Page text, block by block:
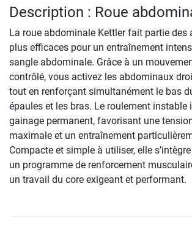
Description : Roue
La roue abdominale Kettler fait partie des
plus efficaces pour un entraînement
sangle abdominale. Grâce à un
contrôlé, vous activez les abdominaux
tout en renforçant simultanément le bas
épaules et les bras. Le roulement instable
gainage permanent, favorisant une
maximale et un entraînement
Compacte et simple à utiliser, elle
un programme de renforcement
un travail du core exigeant et performant.